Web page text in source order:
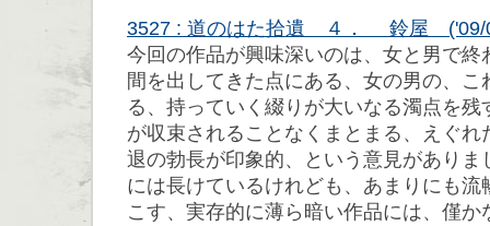
3527 : 道のはた拾遺 ４． 鈴屋 ('09/
今回の作品が興味深いのは、女と男で終
間を出してきた点にある、女の男の、こ
る、持っていく綴りが大いなる濁点を
が収束されることなくまとまる、えぐれ
退の勃長が印象的、という意見がありま
には長けているけれども、あまりにも流
こす、実存的に薄ら暗い作品には、僅